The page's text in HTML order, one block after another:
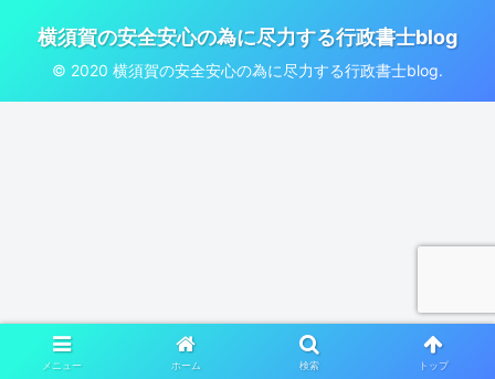
横須賀の安全安心の為に尽力する行政書士blog
© 2020 横須賀の安全安心の為に尽力する行政書士blog.
メニュー ホーム 検索 トップ